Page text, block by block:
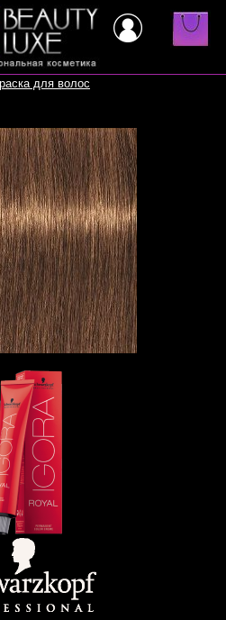
для волос